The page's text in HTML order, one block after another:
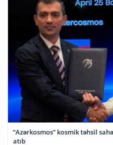
“Azərkosmos” kosmik təhsil
atıb